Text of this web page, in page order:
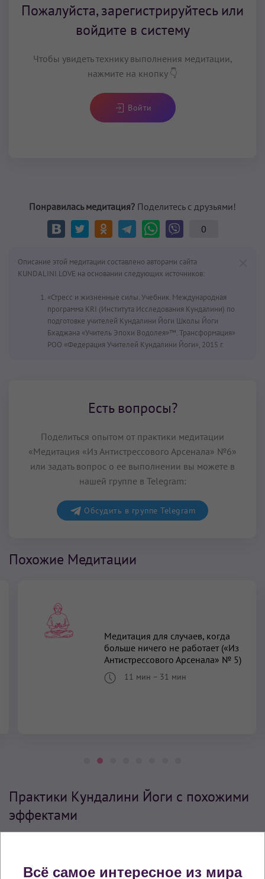
Пожалуйста, зарегистрируйтесь или
войдите в систему
Чтобы увидеть технику выполнения медитации,
нажмите на кнопку 👇
Войти
Понравилась медитация? Поделитесь с друзьями!
0
Описание этой медитации составлено авторами сайта
KUNDALINI.LOVE на основании следующих источников:
«Стресс и жизненные силы. Учебник. Международная
программа KRI (Института Исследования Кундалини) по
подготовке учителей Кундалини Йоги Школы Йоги
Бхаджана «Учитель Эпохи Водолея»™. Трансформация»
РОО «Федерация Учителей Кундалини Йоги», 2015 г.
Есть вопросы?
Поделиться опытом от практики медитации
«Медитация «Из Антистрессового Арсенала» №6»
или задать вопрос о ее выполнении вы можете в
нашей группе в Telegram:
Обсудить в группе Telegram
Похожие Медитации
Медитация для случаев, когда
больше ничего не работает («Из
Антистрессового Арсенала» № 5)
11 мин – 31 мин
Практики Кундалини Йоги с похожими
эффектами
Всё самое интересное из мира